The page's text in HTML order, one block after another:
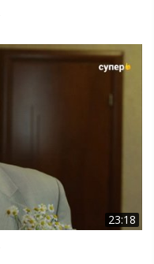
23:18